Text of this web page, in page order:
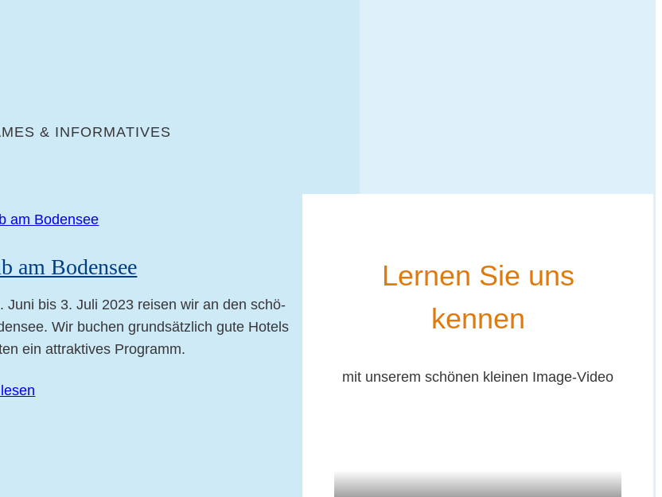
& INFORMATIVES
am Bodensee
Juni bis 3. Juli 2023 rei­sen wir an den schö­
Wir buchen grund­sätz­lich gute Hotels
ein attrak­ti­ves Programm.
Ler­nen Sie uns
kennen
mit unse­rem schö­nen klei­nen Image-Video